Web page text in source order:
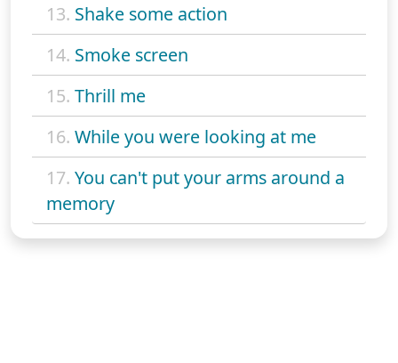
13. Shake some action
14. Smoke screen
15. Thrill me
16. While you were looking at me
17. You can't put your arms around a
memory